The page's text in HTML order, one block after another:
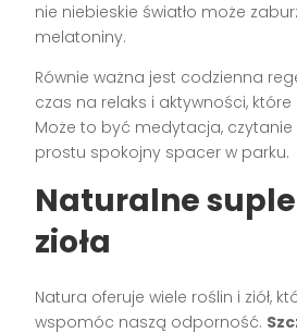
nie niebieskie światło może
melatoniny.
Równie ważna jest codzienna
czas na relaks i aktywności, które
Może to być medytacja, czytanie
prostu spokojny spacer w parku.
Naturalne
zioła
Natura oferuje wiele roślin i ziół,
wspomóc naszą odporność.